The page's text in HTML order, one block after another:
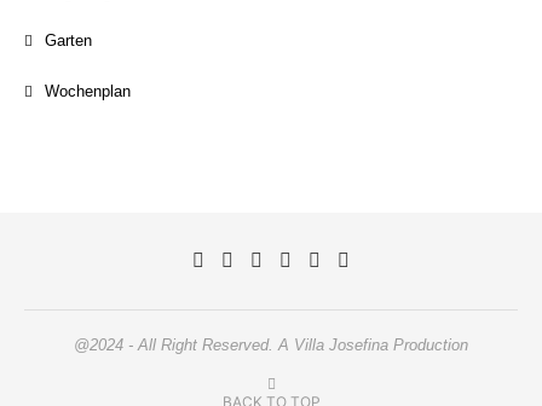
Garten
Wochenplan
@2024 - All Right Reserved. A Villa Josefina Production
BACK TO TOP